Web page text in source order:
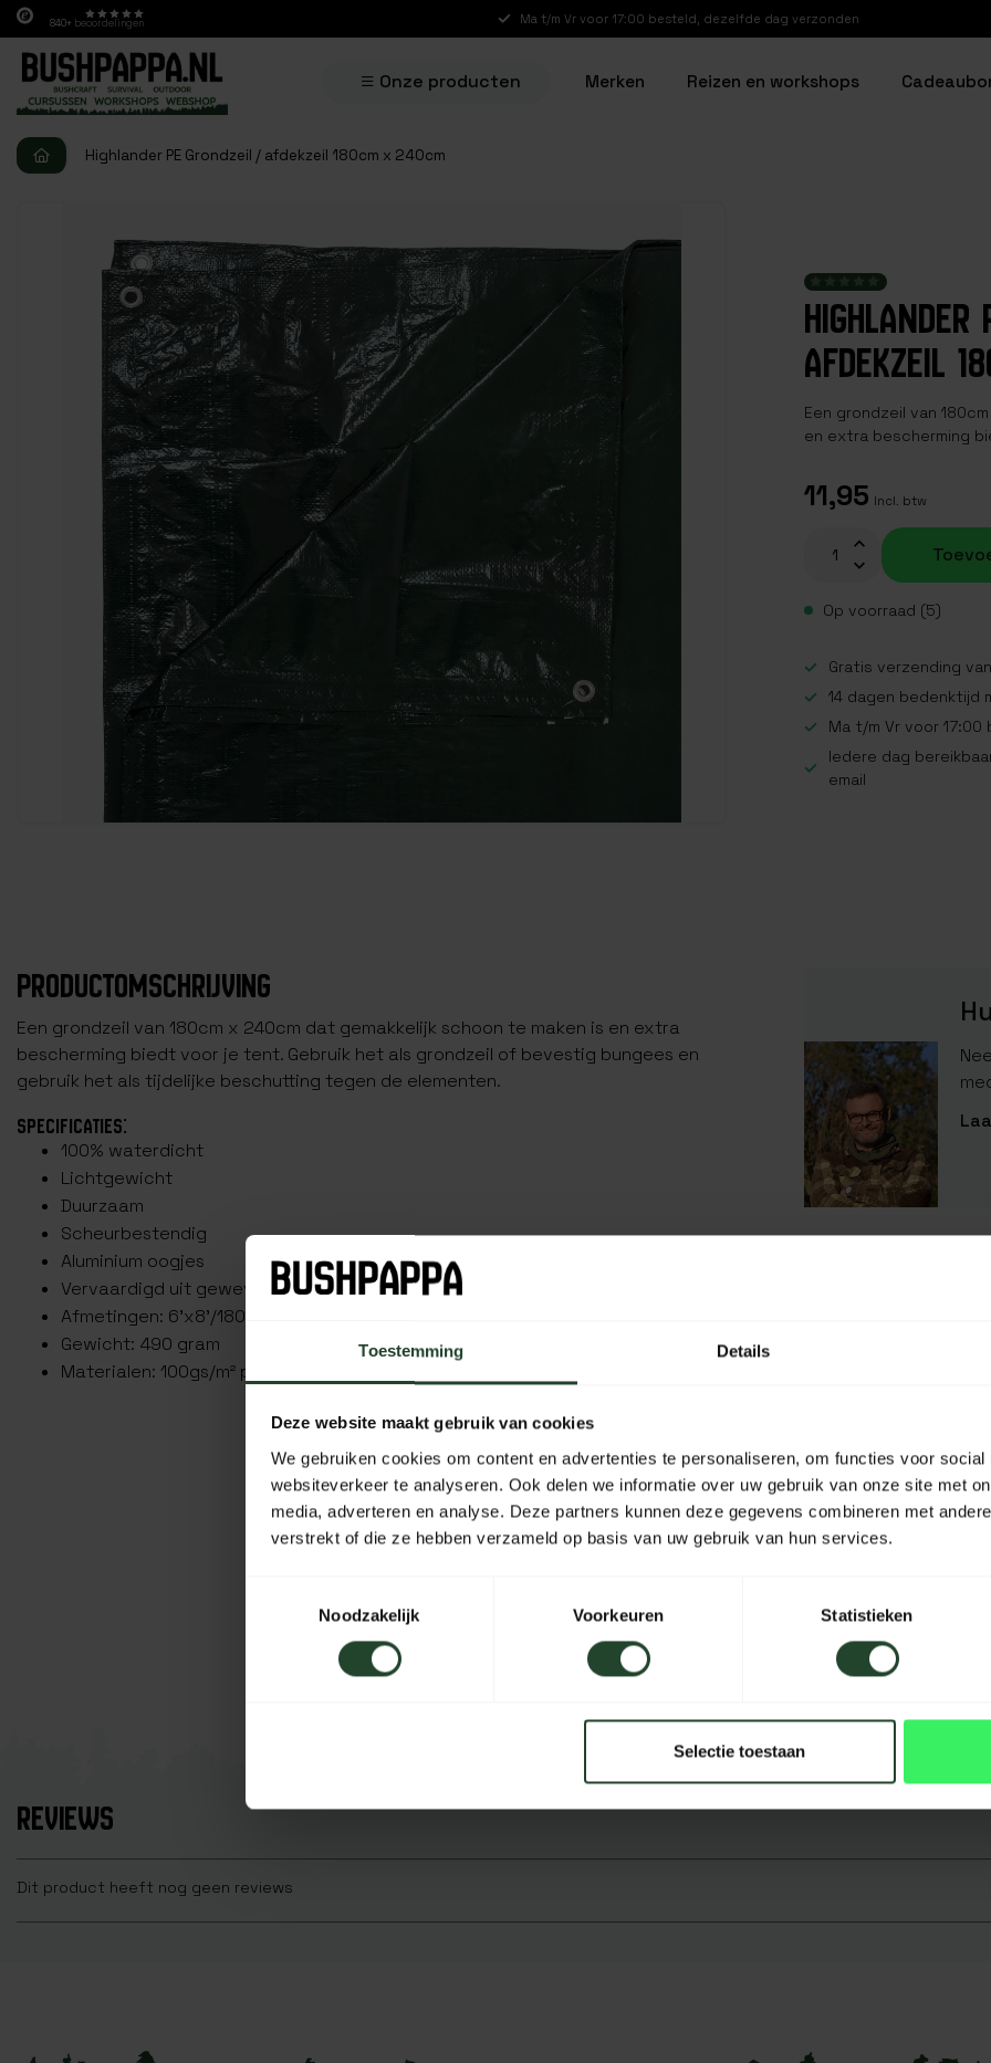
Toestemming Details
Deze website maakt gebruik van cookies
We gebruiken cookies om content en advertenties te personaliseren, om functies voor social
websiteverkeer te analyseren. Ook delen we informatie over uw gebruik van onze site met
media, adverteren en analyse. Deze partners kunnen deze gegevens combineren met
verstrekt of die ze hebben verzameld op basis van uw gebruik van hun services.
Noodzakelijk
Voorkeuren Statistieken
Selectie toestaan
840+ beoordelingen Ma t/m Vr voor 17:00 besteld, dezelfde dag verzonden
Onze producten Merken Reizen en workshops
Highlander PE Grondzeil / afdekzeil 180cm x 240cm
AFDEKZEIL
Een grondzeil van
en extra bescherming
11,95 Incl. btw
Op voorraad (5)
Gratis verzending
14 dagen bedenktijd
Ma t/m Vr voor
Iedere dag
email
PRODUCTOMSCHRIJVING
Een grondzeil van 180cm x 240cm dat gemakkelijk schoon te maken is en extra
bescherming biedt voor je tent. Gebruik het als grondzeil of bevestig bungees en
gebruik het als tijdelijke beschutting tegen de elementen.
SPECIFICATIES:
100% waterdicht
Lichtgewicht
Duurzaam
Scheurbestendig
Aluminium oogjes
Vervaardigd uit geweven polyethyleen".
Afmetingen: 6'x8'/180cm x 240cm
Gewicht: 490 gram
Materialen: 100gs/m² polyethyleen met aluminium oogjes
Breedte
Hoogte
Kleur
REVIEWS
Dit product heeft nog geen reviews